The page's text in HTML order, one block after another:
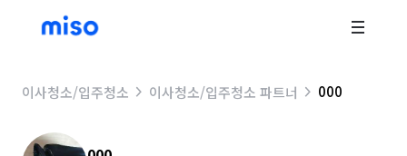
이사청소/입주청소 이사청소/입주청소 파트너 000